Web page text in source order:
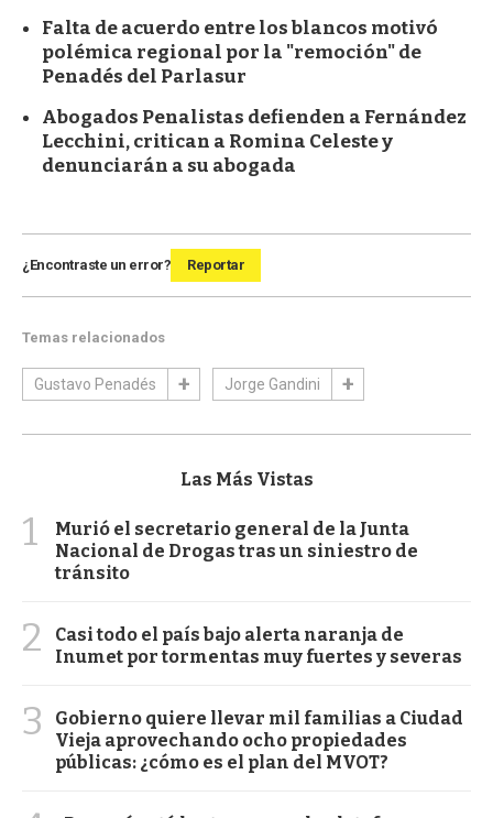
Falta de acuerdo entre los blancos motivó
polémica regional por la "remoción" de
Penadés del Parlasur
Abogados Penalistas defienden a Fernández
Lecchini, critican a Romina Celeste y
denunciarán a su abogada
¿Encontraste un error? Reportar
Temas relacionados
Gustavo Penadés Jorge Gandini
Las Más Vistas
1
Murió el secretario general de la Junta
Nacional de Drogas tras un siniestro de
tránsito
2
Casi todo el país bajo alerta naranja de
Inumet por tormentas muy fuertes y severas
3
Gobierno quiere llevar mil familias a Ciudad
Vieja aprovechando ocho propiedades
públicas: ¿cómo es el plan del MVOT?